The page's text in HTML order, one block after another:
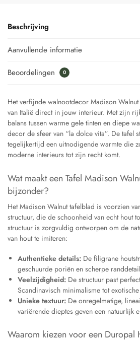
Beschrijving
Aanvullende informatie
Beoordelingen 0
Het verfijnde walnootdecor Madison
van Italië direct in jouw interieur. Met zijn
balans tussen warme gele tinten en diepe
decor de sfeer van “la dolce vita”. De tafel
tegelijkertijd een uitnodigende warmte die
moderne interieurs tot zijn recht komt.
Wat maakt een Tafel Madison
bijzonder?
Het Madison Walnut tafelblad is voorzien
structuur, die de schoonheid van echt hout
structuur is zorgvuldig ontworpen om de
van hout te imiteren:
Authentieke details: De filigrane
geschuurde poriën en scherpe
Veelzijdigheid: De structuur past
Scandinavisch minimalisme tot
Unieke textuur: De onregelmatige,
variërende dieptes geven een natuurlijk
Waarom kiezen voor een Duropal